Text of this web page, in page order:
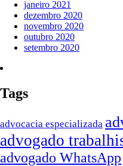
janeiro 2021
dezembro 2020
novembro 2020
outubro 2020
setembro 2020
Tags
advocacia especializada
advogado
advogado WhatsApp